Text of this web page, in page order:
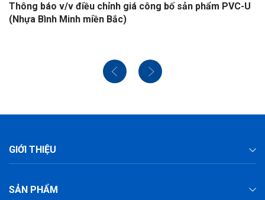
Thông báo v/v điều chỉnh giá công bố sản phẩm PVC-U
(Nhựa Bình Minh miền Bắc)
GIỚI THIỆU
SẢN PHẨM